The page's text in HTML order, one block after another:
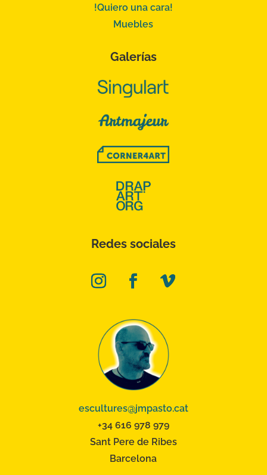
!Quiero una cara!
Muebles
Galerías
Redes sociales
escultures@jmpasto.cat
+34 616 978 979
Sant Pere de Ribes
Barcelona